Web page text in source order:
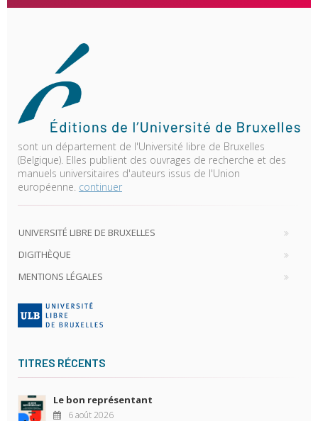
sont un département de l'Université libre de Bruxelles
(Belgique). Elles publient des ouvrages de recherche et des
manuels universitaires d'auteurs issus de l'Union
européenne. continuer
UNIVERSITÉ LIBRE DE BRUXELLES
DIGITHÈQUE
MENTIONS LÉGALES
TITRES RÉCENTS
Le bon représentant
6 août 2026